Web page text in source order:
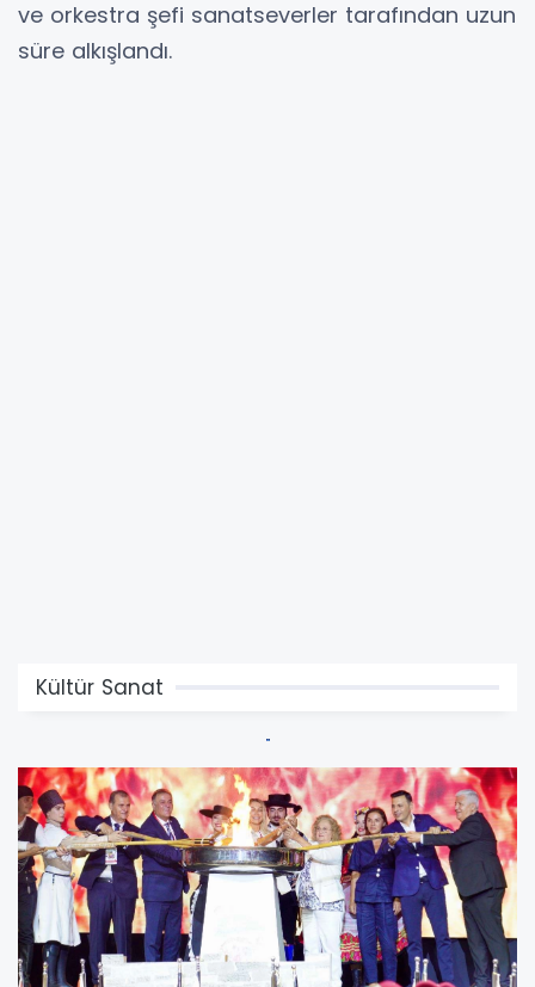
ve orkestra şefi sanatseverler tarafından uzun
süre alkışlandı.
Kültür Sanat